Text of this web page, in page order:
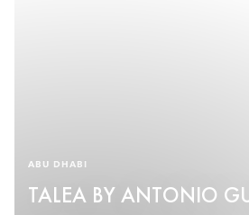
ABU DHABI
TALEA BY ANTONIO